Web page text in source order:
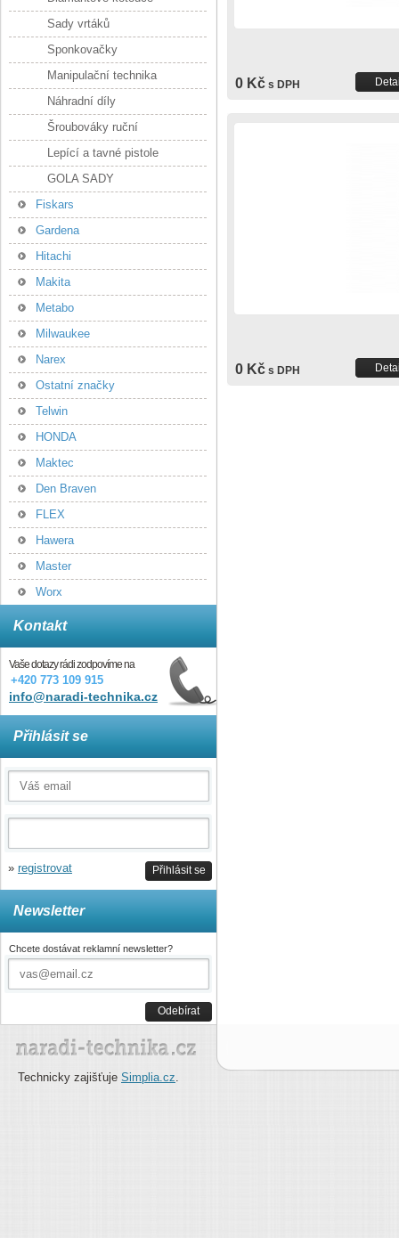
0 Kč s DPH
0 Kč s DPH
Sady vrtáků
Sponkovačky
Manipulační technika
Náhradní díly
Šroubováky ruční
Lepící a tavné pistole
GOLA SADY
Fiskars
Gardena
Hitachi
Makita
Metabo
Milwaukee
Narex
Ostatní značky
Telwin
HONDA
Maktec
Den Braven
FLEX
Hawera
Master
Worx
Kontakt
Vaše dotazy rádi zodpovíme na
+420 773 109 915
info@naradi-technika.cz
Přihlásit se
Přihlásit se
» registrovat
Newsletter
Chcete dostávat reklamní newsletter?
Odebírat
Technicky zajišťuje Simplia.cz.